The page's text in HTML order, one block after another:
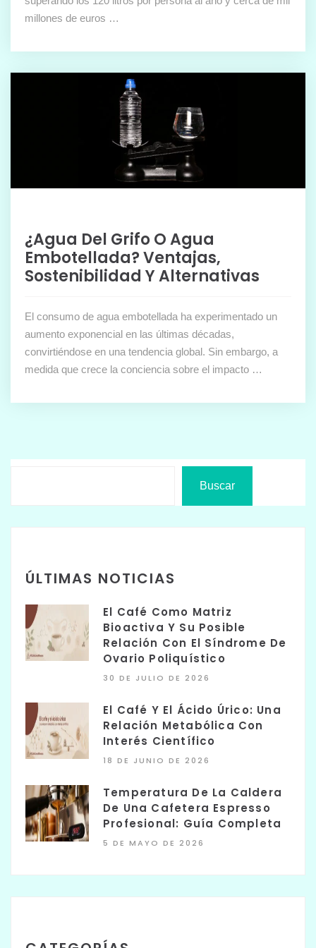
millones de euros …
¿Agua Del Grifo O Agua
Embotellada? Ventajas,
Sostenibilidad Y Alternativas
El consumo de agua embotellada ha experimentado un
aumento exponencial en las últimas décadas,
convirtiéndose en una tendencia global. Sin embargo, a
medida que crece la conciencia sobre el impacto …
Buscar
ÚLTIMAS NOTICIAS
El Café Como Matriz
Bioactiva Y Su Posible
Relación Con El Síndrome De
Ovario Poliquístico
30 DE JULIO DE 2026
El Café Y El Ácido Úrico: Una
Relación Metabólica Con
Interés Científico
18 DE JUNIO DE 2026
Temperatura De La Caldera
De Una Cafetera Espresso
Profesional: Guía Completa
5 DE MAYO DE 2026